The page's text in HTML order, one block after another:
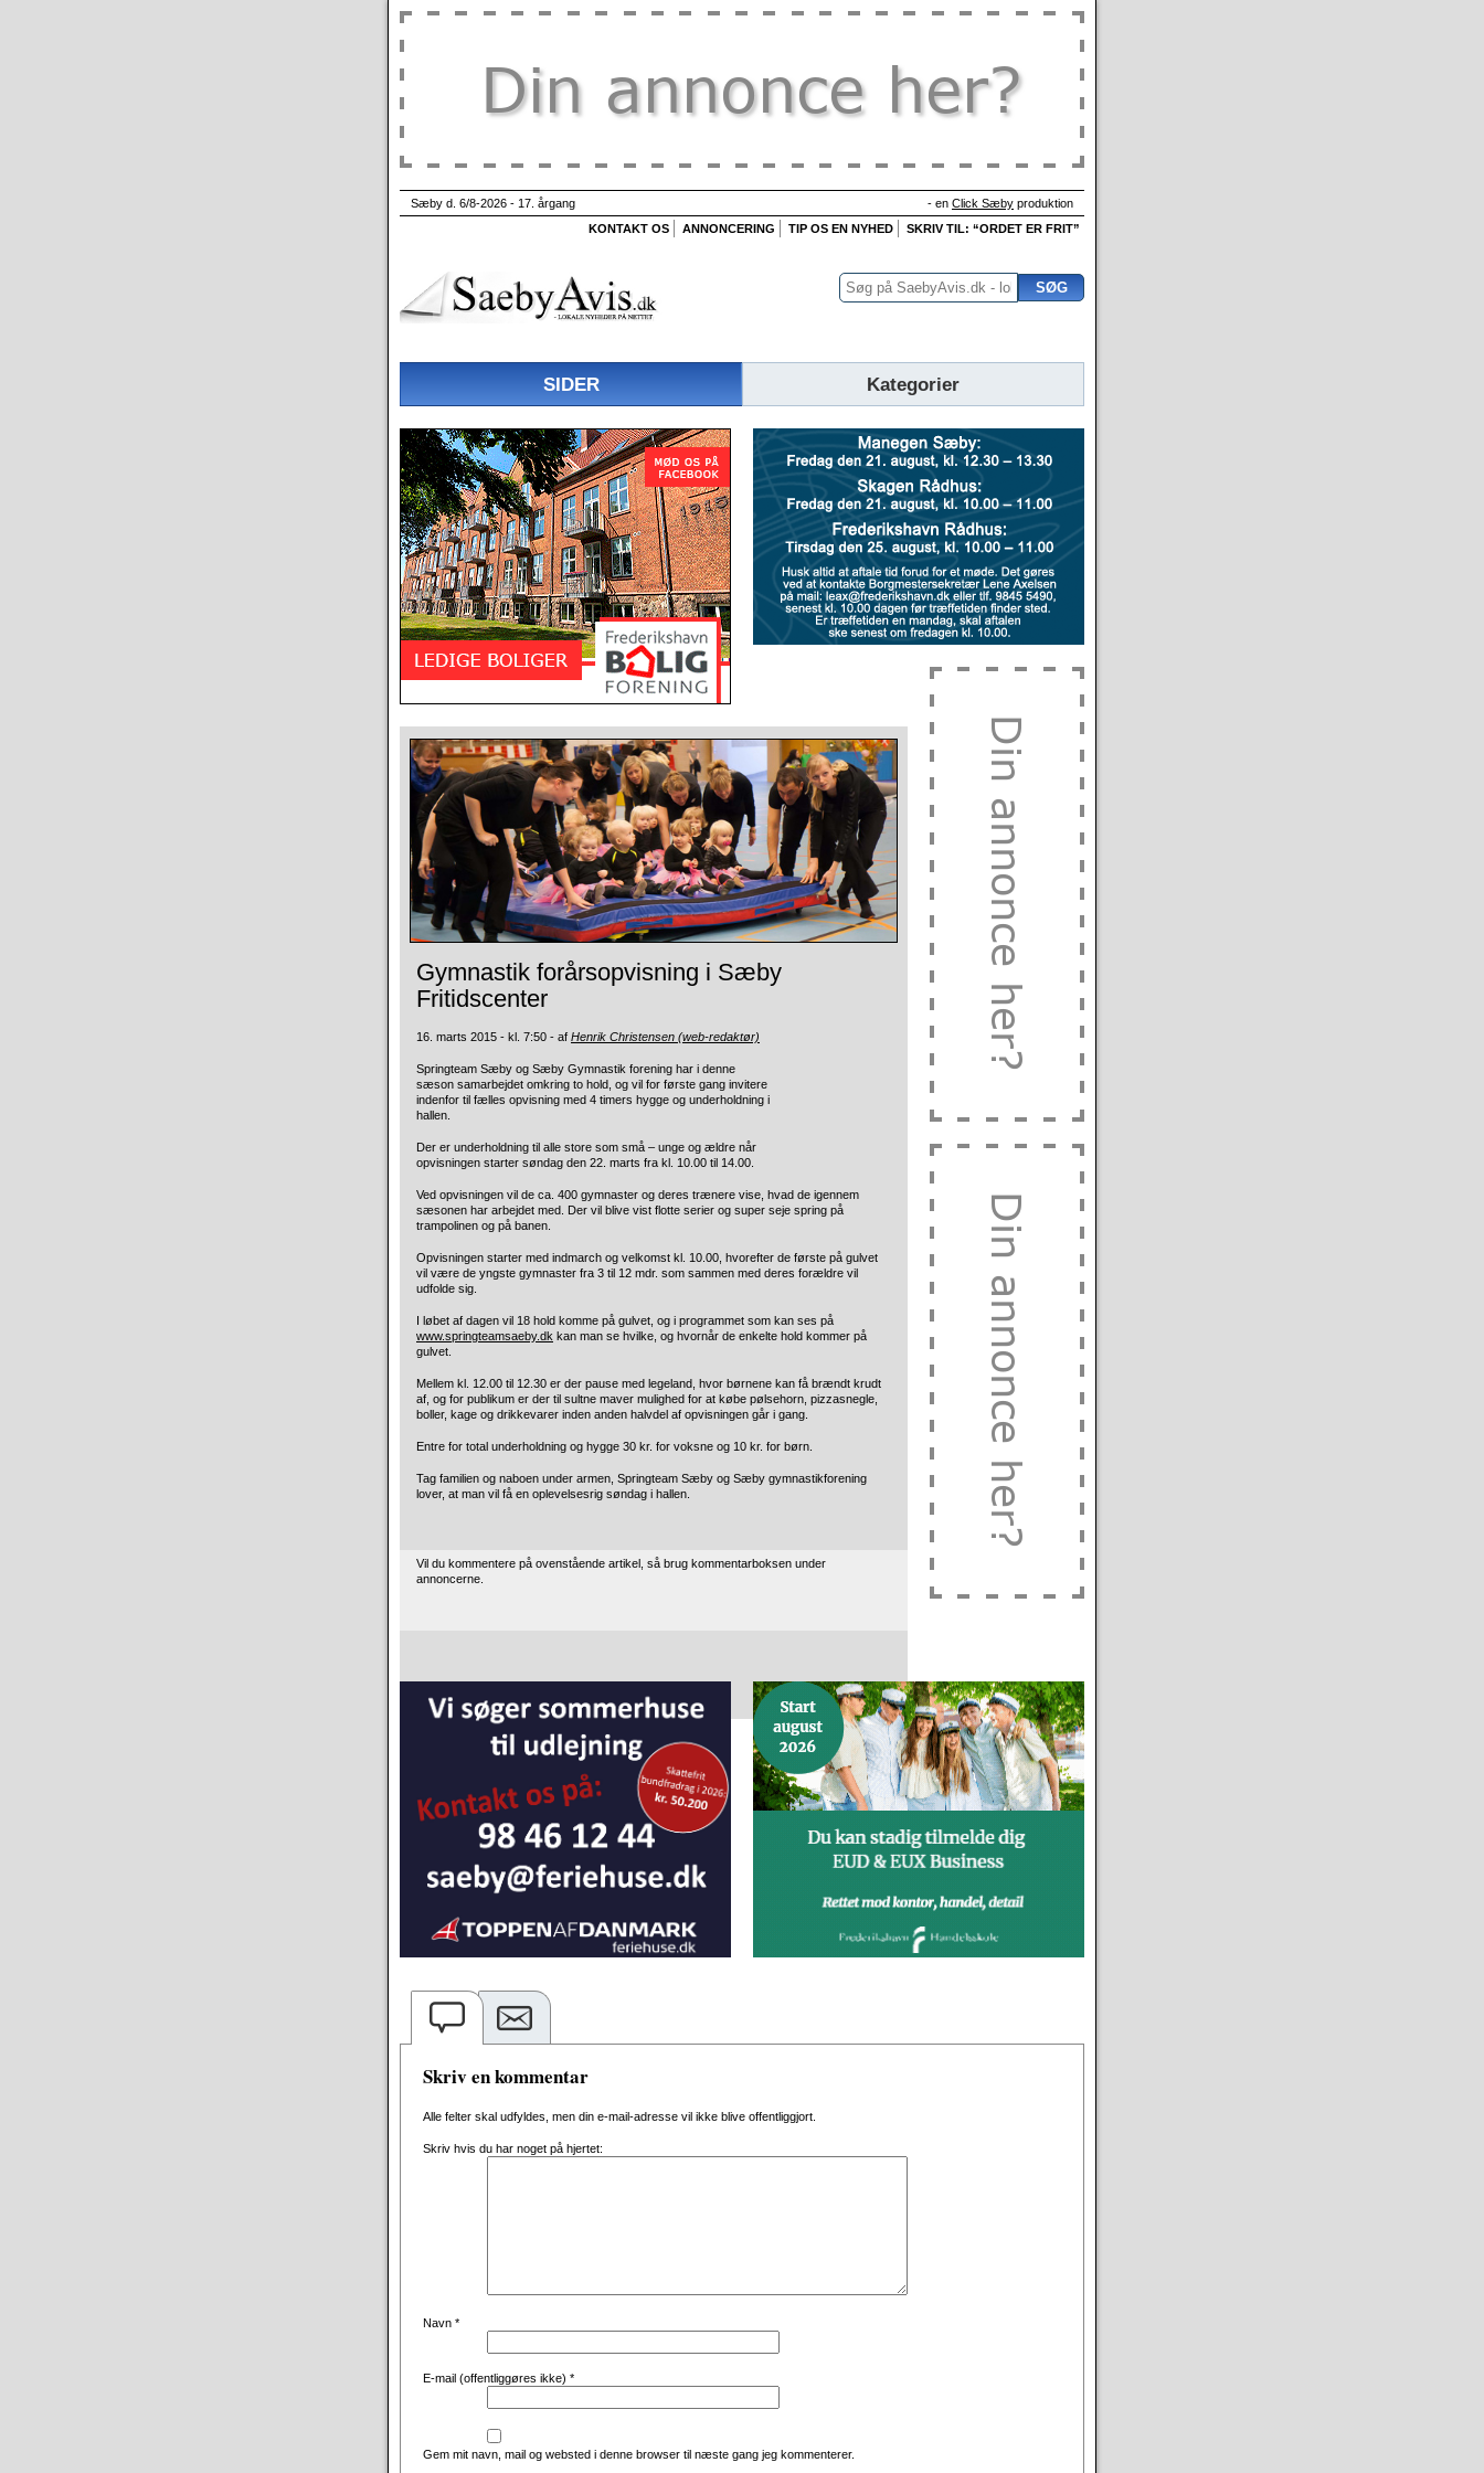
Sæby d. 6/8-2026 - 17. årgang - en Click Sæby produktion
KONTAKT OS
ANNONCERING TIP OS EN NYHED SKRIV TIL: “ORDET ER FRIT”
SIDER Kategorier
Gymnastik forårsopvisning i Sæby
Fritidscenter
16. marts 2015 - kl. 7:50 - af Henrik Christensen (web-redaktør)
Springteam Sæby og Sæby Gymnastik forening har i denne
sæson samarbejdet omkring to hold, og vil for første gang invitere
indenfor til fælles opvisning med 4 timers hygge og underholdning i
hallen.
Der er underholdning til alle store som små – unge og ældre når
opvisningen starter søndag den 22. marts fra kl. 10.00 til 14.00.
Ved opvisningen vil de ca. 400 gymnaster og deres trænere vise, hvad de igennem
sæsonen har arbejdet med. Der vil blive vist flotte serier og super seje spring på
trampolinen og på banen.
Opvisningen starter med indmarch og velkomst kl. 10.00, hvorefter de første på gulvet
vil være de yngste gymnaster fra 3 til 12 mdr. som sammen med deres forældre vil
udfolde sig.
I løbet af dagen vil 18 hold komme på gulvet, og i programmet som kan ses på
www.springteamsaeby.dk kan man se hvilke, og hvornår de enkelte hold kommer på
gulvet.
Mellem kl. 12.00 til 12.30 er der pause med legeland, hvor børnene kan få brændt krudt
af, og for publikum er der til sultne maver mulighed for at købe pølsehorn, pizzasnegle,
boller, kage og drikkevarer inden anden halvdel af opvisningen går i gang.
Entre for total underholdning og hygge 30 kr. for voksne og 10 kr. for børn.
Tag familien og naboen under armen, Springteam Sæby og Sæby gymnastikforening
lover, at man vil få en oplevelsesrig søndag i hallen.
Vil du kommentere på ovenstående artikel, så brug kommentarboksen under
annoncerne.
Skriv en kommentar
Alle felter skal udfyldes, men din e-mail-adresse vil ikke blive offentliggjort.
Skriv hvis du har noget på hjertet:
Navn *
E-mail (offentliggøres ikke) *
Gem mit navn, mail og websted i denne browser til næste gang jeg kommenterer.